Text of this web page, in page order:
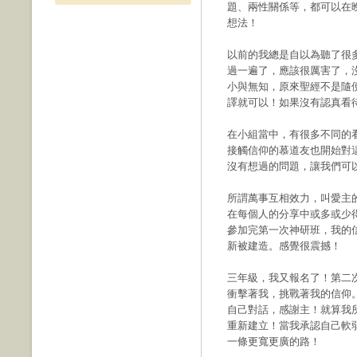
題、兩性關係等，都可以在
想法！
以前的我總是自以為聽了
過一遍了，應該很厲害了，
小與無知，原來聖經不是隨
譯就可以！如果沒有認真看
在小組當中，有很多不同的
接觸信仰的慕道友也開始對
沒有想過的問題，讓我們可
所謂萬事互相效力，叫愛主
在每個人的分享中或多或少
參加完第一次神研班，我的
新被建造。感覺很震撼！
三年級，我又報名了！第二
衝擊著我，挑戰著我的信仰
自己對話，感謝主！就算我
重新建立！當我承認自己軟
一條更寬更廣的路！